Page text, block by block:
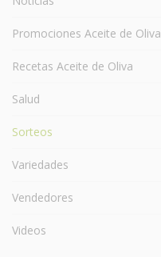
Promociones Aceite de Oliva
Recetas Aceite de Oliva
Salud
Sorteos
Variedades
Vendedores
Videos